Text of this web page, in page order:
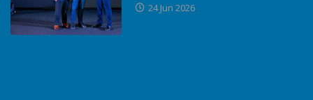
24 Jun 2026